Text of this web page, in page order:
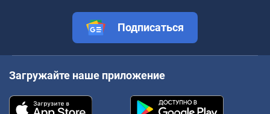
Подписаться
Загружайте наше приложение